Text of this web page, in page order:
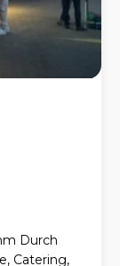
Durch
Catering,